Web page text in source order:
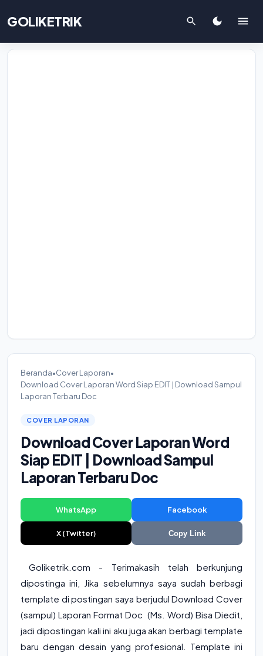
GOLIKETRIK
Beranda•Cover Laporan•
Download Cover Laporan Word Siap EDIT | Download Sampul
Laporan Terbaru Doc
COVER LAPORAN
Download Cover Laporan Word
Siap EDIT | Download Sampul
Laporan Terbaru Doc
WhatsApp Facebook
X (Twitter) Copy Link
Goliketrik.com - Terimakasih telah berkunjung
dipostinga ini, Jika sebelumnya saya sudah berbagi
template di postingan saya berjudul Download Cover
(sampul) Laporan Format Doc (Ms. Word) Bisa Diedit
jadi dipostingan kali ini aku juga akan berbagi template
baru dengan desain yang profesional. Template ini